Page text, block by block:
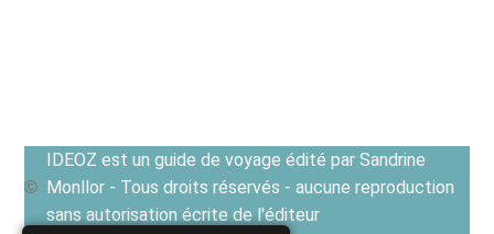
IDEOZ est un guide de voyage édité par Sandrine
Monllor - Tous droits réservés - aucune reproduction
sans autorisation écrite de l'éditeur